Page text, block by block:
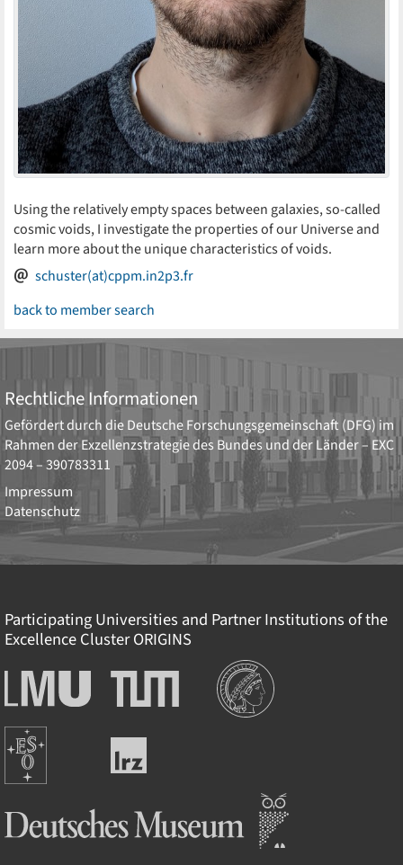
Using the relatively empty spaces between galaxies, so-called
cosmic voids, I investigate the properties of our Universe and
learn more about the unique characteristics of voids.
schuster(at)cppm.in2p3.fr
back to member search
Rechtliche Informationen
Gefördert durch dieDeutsche Forschungsgemeinschaft (DFG) im
Rahmen der Exzellenzstrategie des Bundes und der Länder – EXC
2094 – 390783311
Impressum
Datenschutz
Participating Universities and Partner Institutions of the
Excellence ClusterORIGINS
Ludwig-
Maximilians-
München
Technische
Universität
Institutions
Europäische
Südsternwarte
Leibniz-
Rechenzentrum